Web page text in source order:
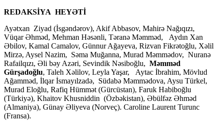
REDAKSİYA HEYƏTİ
Ayətxan Ziyad (İsgəndərov), Akif Abbasov, Mahirə Nağıqızı,
Vüqar Əhməd, Mehman Həsənli, Təranə Məmməd, Aydın Xan
Əbilov, Kamal Camalov, Günnur Ağayeva, Rizvan Fikrətoğlu, Xəlil
Mirzə, Aysel Nazim, Səma Muğanna, Murad Məmmədov, Nuranə
Rafailqızı, Əli bəy Azəri, Sevindik Nəsiboğlu, Məmməd
Gürşadoğlu, Taleh Xəlilov, Leyla Yaşar, Aytac İbrahim, Mövlud
Ağamməd, İlqar İsmayılzadə, Südabə Məmmədova, Aysu Türkel,
Murad Eloğlu, Rafiq Hümmət (Gürcüstan), Faruk Habiboğlu
(Türkiyə), Khaitov Khusniddin (Özbəkistan), Əbülfəz Əhməd
(Almaniya), Günay Əliyeva (Norveç). Caroline Laurent Turunc
(Fransa).